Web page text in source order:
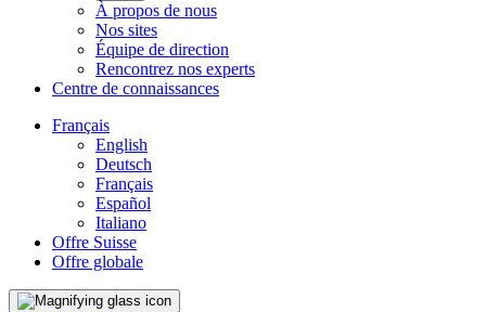
À propos de nous
Nos sites
Équipe de direction
Rencontrez nos experts
Centre de connaissances
Français
English
Deutsch
Français
Español
Italiano
Offre Suisse
Offre globale